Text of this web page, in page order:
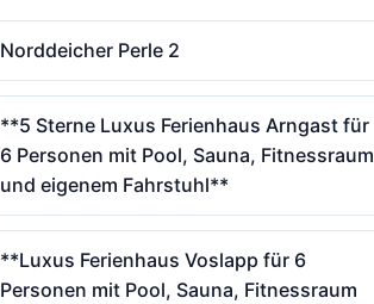
Norddeicher Perle 2
**5 Sterne Luxus Ferienhaus Arngast für
6 Personen mit Pool, Sauna, Fitnessraum
und eigenem Fahrstuhl**
**Luxus Ferienhaus Voslapp für 6
Personen mit Pool, Sauna, Fitnessraum